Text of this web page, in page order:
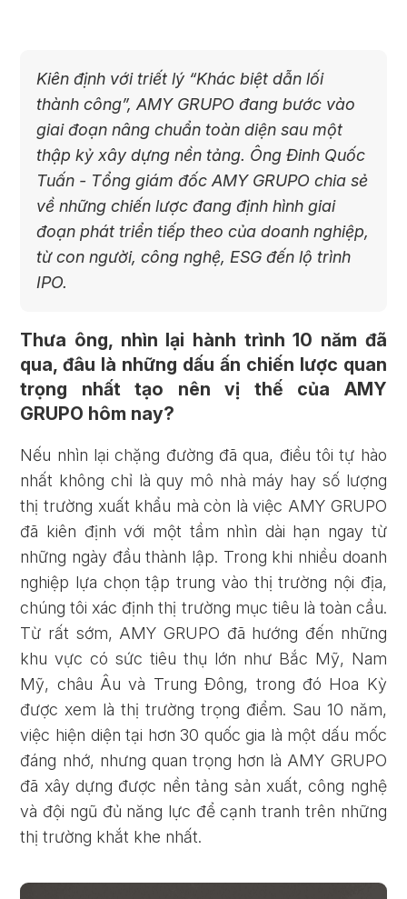
Kiên định với triết lý “Khác biệt dẫn lối
thành công”, AMY GRUPO đang bước vào
giai đoạn nâng chuẩn toàn diện sau một
thập kỷ xây dựng nền tảng. Ông Đinh Quốc
Tuấn - Tổng giám đốc AMY GRUPO chia sẻ
về những chiến lược đang định hình giai
đoạn phát triển tiếp theo của doanh nghiệp,
từ con người, công nghệ, ESG đến lộ trình
IPO.
Thưa ông, nhìn lại hành trình 10 năm đã
qua, đâu là những dấu ấn chiến lược quan
trọng nhất tạo nên vị thế của AMY
GRUPO hôm nay?
Nếu nhìn lại chặng đường đã qua, điều tôi tự hào
nhất không chỉ là quy mô nhà máy hay số lượng
thị trường xuất khẩu mà còn là việc AMY GRUPO
đã kiên định với một tầm nhìn dài hạn ngay từ
những ngày đầu thành lập. Trong khi nhiều doanh
nghiệp lựa chọn tập trung vào thị trường nội địa,
chúng tôi xác định thị trường mục tiêu là toàn cầu.
Từ rất sớm, AMY GRUPO đã hướng đến những
khu vực có sức tiêu thụ lớn như Bắc Mỹ, Nam
Mỹ, châu Âu và Trung Đông, trong đó Hoa Kỳ
được xem là thị trường trọng điểm. Sau 10 năm,
việc hiện diện tại hơn 30 quốc gia là một dấu mốc
đáng nhớ, nhưng quan trọng hơn là AMY GRUPO
đã xây dựng được nền tảng sản xuất, công nghệ
và đội ngũ đủ năng lực để cạnh tranh trên những
thị trường khắt khe nhất.